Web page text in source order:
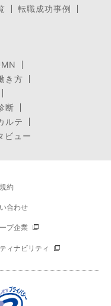
転職成功事例
き方
断
ルテ
ビュー
約
合わせ
プ企業
ィナビリティ